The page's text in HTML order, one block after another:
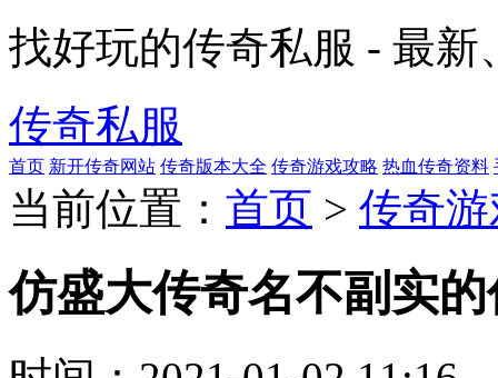
找好玩的传奇私服 - 最
传奇私服
首页 新开传奇网站 传奇版本大全 传奇游戏攻略 热血传奇资料
当前位置： 首页 > 传奇
仿盛大传奇名不副实